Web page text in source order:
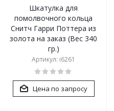
Шкатулка для
помолвочного кольца
Снитч Гарри Поттера из
золота на заказ (Вес 340
гр.)
Артикул: i6261
Цена по запросу